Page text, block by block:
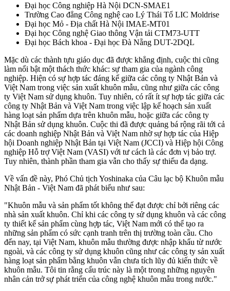
Đại học Công nghiệp Hà Nội DCN-SMAE1
Trường Cao đẳng Công nghệ cao Lý Thái Tổ LIC Moldrise
Đại học Mỏ - Địa chất Hà Nội IMAE-MT01
Đại học Công nghệ Giao thông Vận tải CTM73-UTT
Đại học Bách khoa - Đại học Đà Nẵng DUT-2DQL
Mặc dù các thành tựu giáo dục đã được khẳng định, cuộc thi cũng
làm nổi bật một thách thức khác: sự tham gia của ngành công
nghiệp. Hiện có sự hợp tác đáng kể giữa các công ty Nhật Bản và
Việt Nam trong việc sản xuất khuôn mẫu, cũng như giữa các công
ty Việt Nam sử dụng khuôn. Tuy nhiên, có rất ít sự hợp tác giữa các
công ty Nhật Bản và Việt Nam trong việc lập kế hoạch sản xuất
hàng loạt sản phẩm dựa trên khuôn mẫu, hoặc giữa các công ty
Nhật Bản sử dụng khuôn. Cuộc thi đã được quảng bá rộng rãi tới cả
các doanh nghiệp Nhật Bản và Việt Nam nhờ sự hợp tác của Hiệp
hội Doanh nghiệp Nhật Bản tại Việt Nam (JCCI) và Hiệp hội Công
nghiệp Hỗ trợ Việt Nam (VASI) với tư cách là các đơn vị bảo trợ.
Tuy nhiên, thành phần tham gia vẫn cho thấy sự thiếu đa dạng.
Về vấn đề này, Phó Chủ tịch Yoshinaka của Câu lạc bộ Khuôn mẫu
Nhật Bản - Việt Nam đã phát biểu như sau:
"Khuôn mẫu và sản phẩm tốt không thể đạt được chỉ bởi riêng các
nhà sản xuất khuôn. Chỉ khi các công ty sử dụng khuôn và các công
ty thiết kế sản phẩm cùng hợp tác, Việt Nam mới có thể tạo ra
những sản phẩm có sức cạnh tranh trên thị trường toàn cầu. Cho
đến nay, tại Việt Nam, khuôn mẫu thường được nhập khẩu từ nước
ngoài, và các công ty sử dụng khuôn cũng như các công ty sản xuất
hàng loạt sản phẩm bằng khuôn vẫn chưa tích lũy đủ kiến thức về
khuôn mẫu. Tôi tin rằng cấu trúc này là một trong những nguyên
nhân cản trở sự phát triển của công nghệ khuôn mẫu trong nước."